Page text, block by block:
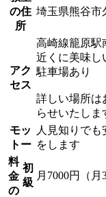
の住
所
埼玉県熊谷市
アク
セス
高崎線籠原駅
近くに美味し
駐車場あり
詳しい場所は
らせいたしま
モッ
トー
人見知りで
をします
料
金
の
初
級
月7000円（月